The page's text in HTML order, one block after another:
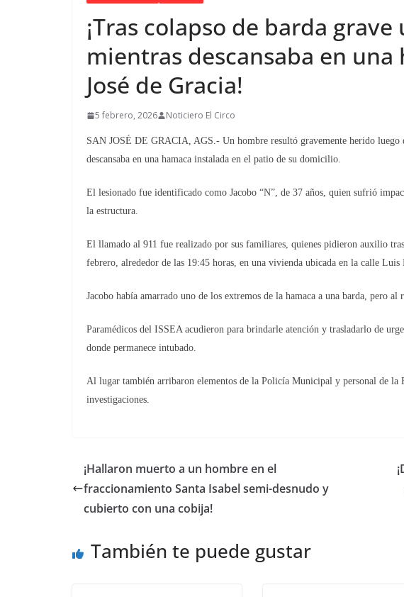
¡Tras colapso de barda
mientras descansaba en una
José de Gracia!
5 febrero, 2026 Noticiero El Circo
SAN JOSÉ DE GRACIA, AGS.- Un hombre resultó gravemente herido luego
descansaba en una hamaca instalada en el patio de su domicilio.
El lesionado fue identificado como Jacobo “N”, de 37 años, quien sufrió
la estructura.
El llamado al 911 fue realizado por sus familiares, quienes pidieron auxilio
febrero, alrededor de las 19:45 horas, en una vivienda ubicada en la calle
Jacobo había amarrado uno de los extremos de la hamaca a una barda, pero al
Paramédicos del ISSEA acudieron para brindarle atención y trasladarlo de
donde permanece intubado.
Al lugar también arribaron elementos de la Policía Municipal y personal de la
investigaciones.
¡Hallaron muerto a un hombre en el
fraccionamiento Santa Isabel semi-desnudo y
cubierto con una cobija!
También te puede gustar